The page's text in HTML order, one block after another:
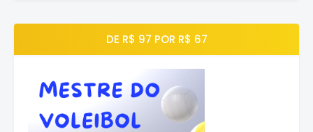
DE R$ 97 POR R$ 67